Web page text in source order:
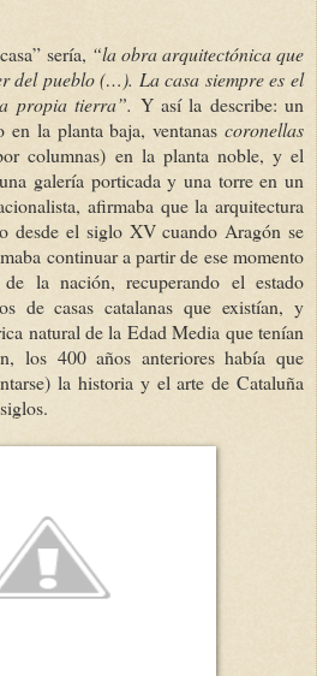
sería, “la obra arquitectónica que
del pueblo (…). La casa siempre es el
propia tierra”. Y así la describe: un
la planta baja, ventanas coronellas
columnas) en la planta noble, y el
galería porticada y una torre en un
afirmaba que la arquitectura
desde el siglo XV cuando Aragón se
continuar a partir de ese momento
la nación, recuperando el estado
de casas catalanas que existían, y
natural de la Edad Media que tenían
los 400 años anteriores había que
la historia y el arte de Cataluña